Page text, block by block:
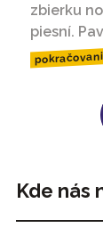
zbierku
piesní.
Kde nás